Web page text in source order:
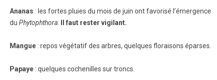
Ananas : les fortes pluies du mois de juin ont favorisé l’émergence
du Phytophthora Il faut rester vigilant.
Mangue : repos végétatif des arbres, quelques floraisons éparses.
Papaye : quelques cochenilles sur troncs.